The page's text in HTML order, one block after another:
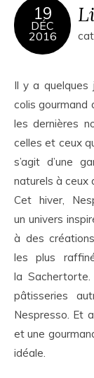
19
DÉC
2016
Il y a quelques
colis gourmand
les dernières
celles et ceux
s’agit d’une
naturels à ceux
Cet hiver,
un univers
à des
les plus
la
pâtisseries
Nespresso. Et
et une
idéale.